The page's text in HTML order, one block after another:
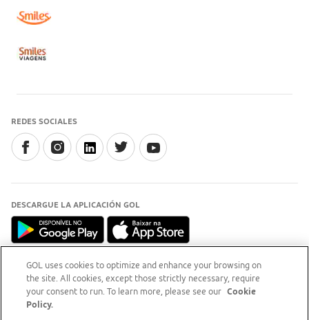
REDES SOCIALES
DESCARGUE LA APLICACIÓN GOL
INFORMACIÓN
Para aclaraciones, acceda a
GOL uses cookies to optimize and enhance your browsing on
the site. All cookies, except those strictly necessary, require
your consent to run. To learn more, please see our
Cookie
Policy.